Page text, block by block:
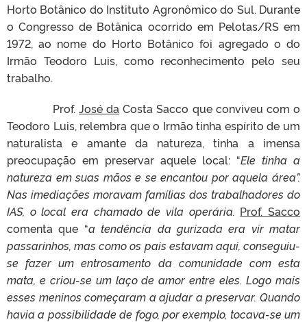
Horto Botânico do Instituto Agronômico do Sul. Durante
o Congresso de Botânica ocorrido em Pelotas/RS em
1972, ao nome do Horto Botânico foi agregado o do
Irmão Teodoro Luis, como reconhecimento pelo seu
trabalho.
Prof. José da Costa Sacco que conviveu com o
Teodoro Luis, relembra que o Irmão tinha espírito de um
naturalista e amante da natureza, tinha a imensa
preocupação em preservar aquele local: “Ele tinha a
natureza em suas mãos e se encantou por aquela área”.
Nas imediações moravam famílias dos trabalhadores do
IAS, o local era chamado de vila operária. Prof. Sacco
comenta que “a tendência da gurizada era vir matar
passarinhos, mas como os pais estavam aqui, conseguiu-
se fazer um entrosamento da comunidade com esta
mata, e criou-se um laço de amor entre eles. Logo mais
esses meninos começaram a ajudar a preservar. Quando
havia a possibilidade de fogo, por exemplo, tocava-se um